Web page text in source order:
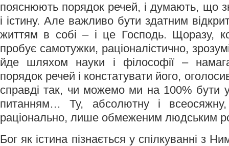
пояснюють порядок речей, і думають, що
і істину. Але важливо бути здатним
життям в собі – і це Господь. Щоразу,
пробує самотужки, раціоналістично,
йде шляхом науки і філософії –
порядок речей і констатувати його,
справді так, чи можемо ми на 100% бути
питанням… Ту, абсолютну і всеосяжну,
раціонально, лише обмеженим людським
Бог як істина пізнається у спілкуванні з